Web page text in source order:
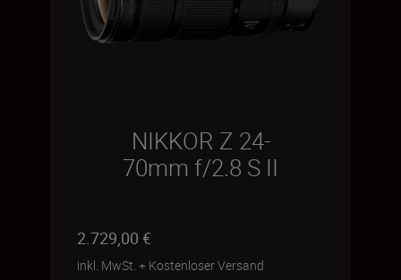
NIKKOR Z 24-
70mm f/2.8 S II
2.729,00 €
inkl. MwSt. + Kostenloser Versand